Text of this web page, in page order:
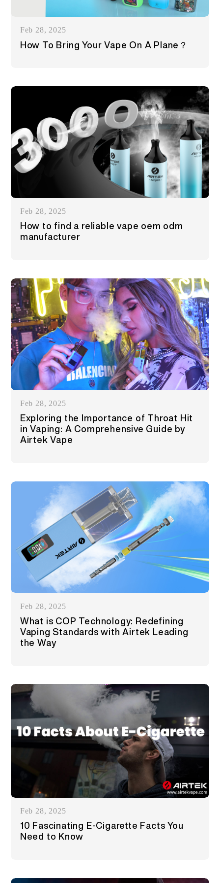
VERIFICACIÓN DE PRODUCTO
PREGUNTAS FRECUENTES
SOBRE NOSOTROS
CONTÁCTANOS
English
Deutsch
日本語
繁體中文
More >
Feb 28, 2025
How To Bring Your Vape On A Plane？
Feb 28, 2025
How to find a reliable vape oem odm
manufacturer
Feb 28, 2025
Exploring the Importance of Throat Hit
in Vaping: A Comprehensive Guide by
Airtek Vape
Feb 28, 2025
What is COP Technology: Redefining
Vaping Standards with Airtek Leading
the Way
Feb 28, 2025
10 Fascinating E-Cigarette Facts You
Need to Know